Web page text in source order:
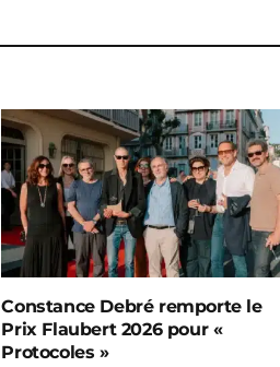
Constance Debré remporte le
Prix Flaubert 2026 pour «
Protocoles »